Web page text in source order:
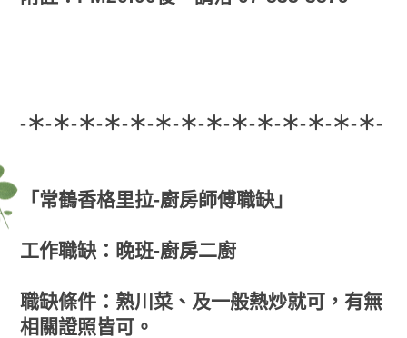
-＊-＊-＊-＊-＊-＊-＊-＊-＊-＊-＊-＊-＊-＊-
「常鶴香格里拉-廚房師傅職缺」
工作職缺：晚班-廚房二廚
職缺條件：熟川菜、及一般熱炒就可，有無
相關證照皆可。